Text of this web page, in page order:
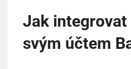
Jak integrovat
svým účtem